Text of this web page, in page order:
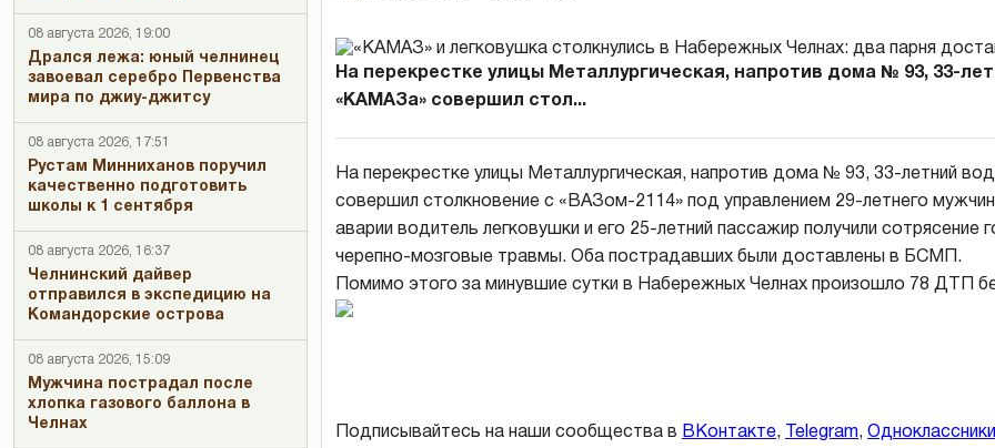
08 августа 2026, 19:00
Дрался лежа: юный челнинец
завоевал серебро Первенства
мира по джиу-джитсу
08 августа 2026, 17:51
Рустам Минниханов поручил
качественно подготовить
школы к 1 сентября
08 августа 2026, 16:37
Челнинский дайвер
отправился в экспедицию на
Командорские острова
08 августа 2026, 15:09
Мужчина пострадал после
хлопка газового баллона в
Челнах
На перекрестке улицы Металлургическая, напротив дома № 93, 33-
«КАМАЗа» совершил стол...
На перекрестке улицы Металлургическая, напротив дома № 93, 33-летний
совершил столкновение с «ВАЗом-2114» под управлением 29-летнего
аварии водитель легковушки и его 25-летний пассажир получили сотрясение
черепно-мозговые травмы. Оба пострадавших были доставлены в БСМП.
Помимо этого за минувшие сутки в Набережных Челнах произошло 78 ДТП
Подписывайтесь на наши сообщества в ВКонтакте, Telegram, Одноклассники